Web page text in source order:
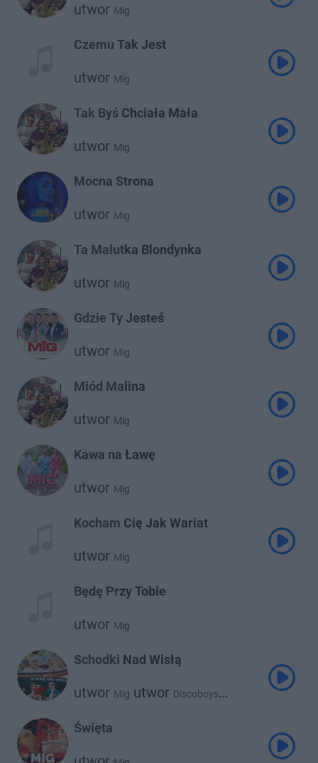
utwor Mig
Czemu Tak Jest
utwor Mig
Tak Byś Chciała Mała
utwor Mig
Mocna Strona
utwor Mig
Ta Malutka Blondynka
utwor Mig
Gdzie Ty Jesteś
utwor Mig
Miód Malina
utwor Mig
Kawa na Ławę
utwor Mig
Kocham Cię Jak Wariat
utwor Mig
Będę Przy Tobie
utwor Mig
Schodki Nad Wisłą
utwor Mig utwor Discoboys
Święta